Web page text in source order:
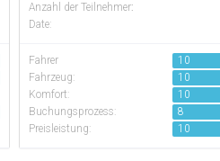
Anzahl der Teilnehmer:
Date:
Fahrer
10
Fahrzeug:
10
Komfort:
10
Buchungsprozess:
8
Preisleistung:
10